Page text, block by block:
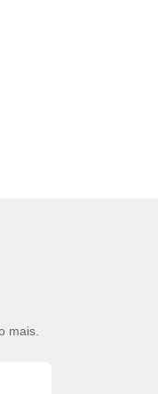
mais.